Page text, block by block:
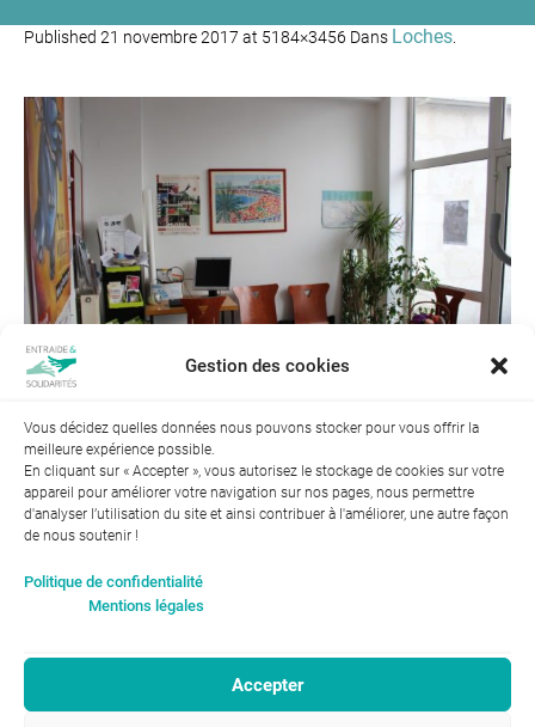
Gestion des cookies
Vous décidez quelles données nous pouvons stocker pour vous offrir la
meilleure expérience possible.
En cliquant sur « Accepter », vous autorisez le stockage de cookies sur votre
appareil pour améliorer votre navigation sur nos pages, nous permettre
d'analyser l’utilisation du site et ainsi contribuer à l'améliorer, une autre façon
de nous soutenir !
Politique de confidentialité
Mentions légales
Accepter
Published 21 novembre 2017 at 5184×3456 Dans Loches
← Précédent
femmes : 94
Entraide et Solidarités
RGPD-Confidentialité|